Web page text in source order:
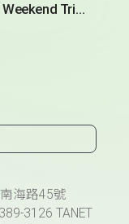
超級英語通-英檢篇 035 Weekend Trip- 週末旅遊
海路45號
3126 TANET